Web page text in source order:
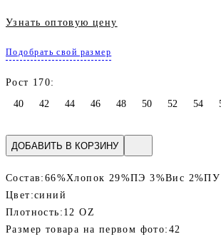
Узнать оптовую цену
Подобрать свой размер
Рост 170:
40
42 44 46 48 50 52 54
ДОБАВИТЬ В КОРЗИНУ
Состав: 66%Хлопок 29%ПЭ 3%Вис 2%ПУ
Цвет:синий
Плотность: 12 OZ
Размер товара на первом фото: 42